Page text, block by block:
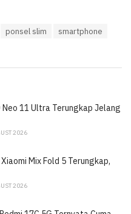
ponsel slim
smartphone
Neo 11 Ultra Terungkap Jelang
2026
Mix Fold 5 Terungkap,
2026